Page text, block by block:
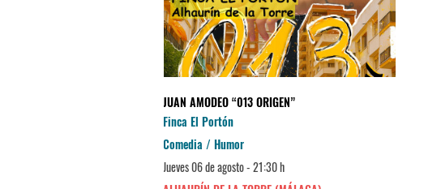
JUAN AMODEO “013 ORIGEN”
Finca El Portón
Comedia / Humor
Jueves 06 de agosto - 21:30 h